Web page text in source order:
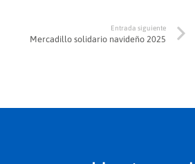
Entrada siguiente
Mercadillo solidario navideño 2025